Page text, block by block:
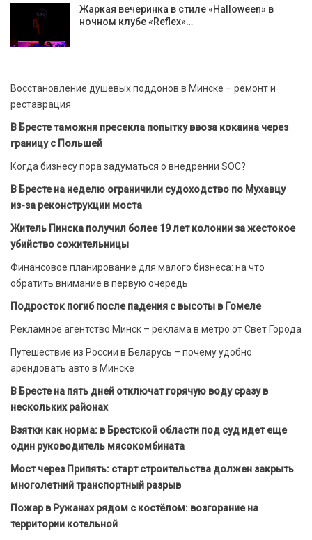
Жаркая вечеринка в стиле «Halloween» в
ночном клубе «Reflex»…
Восстановление душевых поддонов в Минске – ремонт и
реставрация
В Бресте таможня пресекла попытку ввоза кокаина через
границу с Польшей
Когда бизнесу пора задуматься о внедрении SOC?
В Бресте на неделю ограничили судоходство по Мухавцу
из-за реконструкции моста
Житель Пинска получил более 19 лет колонии за жестокое
убийство сожительницы
Финансовое планирование для малого бизнеса: на что
обратить внимание в первую очередь
Подросток погиб после падения с высоты в Гомеле
Рекламное агентство Минск – реклама в метро от Свет Города
Путешествие из России в Беларусь – почему удобно
арендовать авто в Минске
В Бресте на пять дней отключат горячую воду сразу в
нескольких районах
Взятки как норма: в Брестской области под суд идет еще
один руководитель мясокомбината
Мост через Припять: старт строительства должен закрыть
многолетний транспортный разрыв
Пожар в Ружанах рядом с костёлом: возгорание на
территории котельной